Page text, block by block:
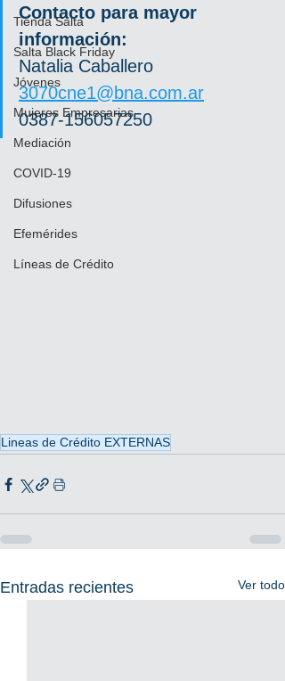
Tienda Salta
Salta Black Friday
Jóvenes
Mujeres Empresarias
Mediación
COVID-19
Difusiones
Efemérides
Líneas de Crédito
Contacto para mayor
información:
Natalia Caballero
3070cne1@bna.com.ar
0387-156057250
Lineas de Crédito EXTERNAS
Entradas recientes Ver todo